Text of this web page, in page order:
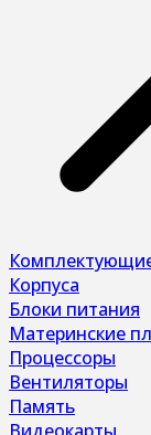
Корпуса
Блоки питания
Материнские
Процессоры
Вентиляторы
Память